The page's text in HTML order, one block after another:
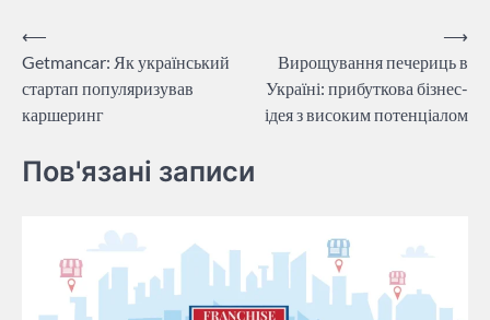
Навігація
записів
⟵
Getmancar: Як український
стартап популяризував
каршеринг
Вирощування печериць в
Україні: прибуткова бізнес-
ідея з високим потенціалом
⟶
Пов'язані записи